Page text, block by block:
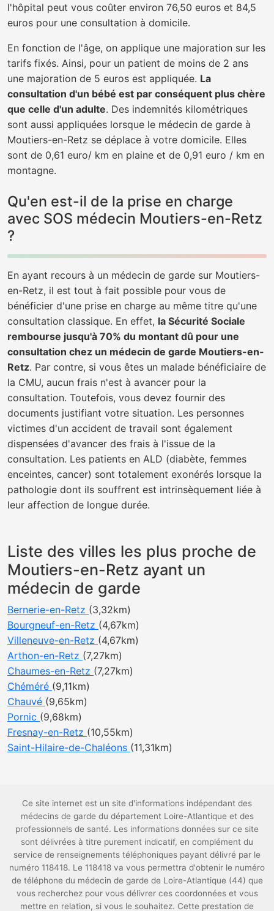
l'hôpital peut vous coûter environ 76,50 euros et 84,5
euros pour une consultation à domicile.
En fonction de l'âge, on applique une majoration sur les
tarifs fixés. Ainsi, pour un patient de moins de 2 ans
une majoration de 5 euros est appliquée. La
consultation d'un bébé est par conséquent plus chère
que celle d'un adulte. Des indemnités kilométriques
sont aussi appliquées lorsque le médecin de garde à
Moutiers-en-Retz se déplace à votre domicile. Elles
sont de 0,61 euro/ km en plaine et de 0,91 euro / km en
montagne.
Qu'en est-il de la prise en charge
avec SOS médecin Moutiers-en-Retz
?
En ayant recours à un médecin de garde sur Moutiers-
en-Retz, il est tout à fait possible pour vous de
bénéficier d'une prise en charge au même titre qu'une
consultation classique. En effet, la Sécurité Sociale
rembourse jusqu'à 70% du montant dû pour une
consultation chez un médecin de garde Moutiers-en-
Retz. Par contre, si vous êtes un malade bénéficiaire de
la CMU, aucun frais n'est à avancer pour la
consultation. Toutefois, vous devez fournir des
documents justifiant votre situation. Les personnes
victimes d'un accident de travail sont également
dispensées d'avancer des frais à l'issue de la
consultation. Les patients en ALD (diabète, femmes
enceintes, cancer) sont totalement exonérés lorsque la
pathologie dont ils souffrent est intrinsèquement liée à
leur affection de longue durée.
Liste des villes les plus proche de
Moutiers-en-Retz ayant un
médecin de garde
Bernerie-en-Retz (3,32km)
Bourgneuf-en-Retz (4,67km)
Villeneuve-en-Retz (4,67km)
Arthon-en-Retz (7,27km)
Chaumes-en-Retz (7,27km)
Chéméré (9,11km)
Chauvé (9,65km)
Pornic (9,68km)
Fresnay-en-Retz (10,55km)
Saint-Hilaire-de-Chaléons (11,31km)
Ce site internet est un site d'informations indépendant des
médecins de garde du département Loire-Atlantique et des
professionnels de santé. Les informations données sur ce site
sont délivrées à titre purement indicatif, en complément du
service de renseignements téléphoniques payant délivré par le
numéro 118418. Le 118418 va vous permettra d'obtenir le numéro
de téléphone du médecin de garde de Loire-Atlantique (44) que
vous recherchez pour vous délivrer ces coordonnées et vous
mettre en relation, si vous le souhaitez. Cette prestation de